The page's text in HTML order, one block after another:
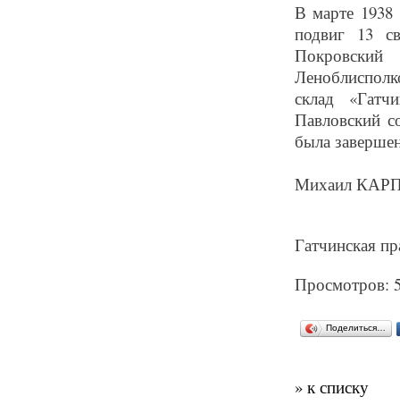
В марте 1938
подвиг 13
склад
Павловский
была
Михаил
Гатчинская
Просмотров:
Поделиться…
» к списку